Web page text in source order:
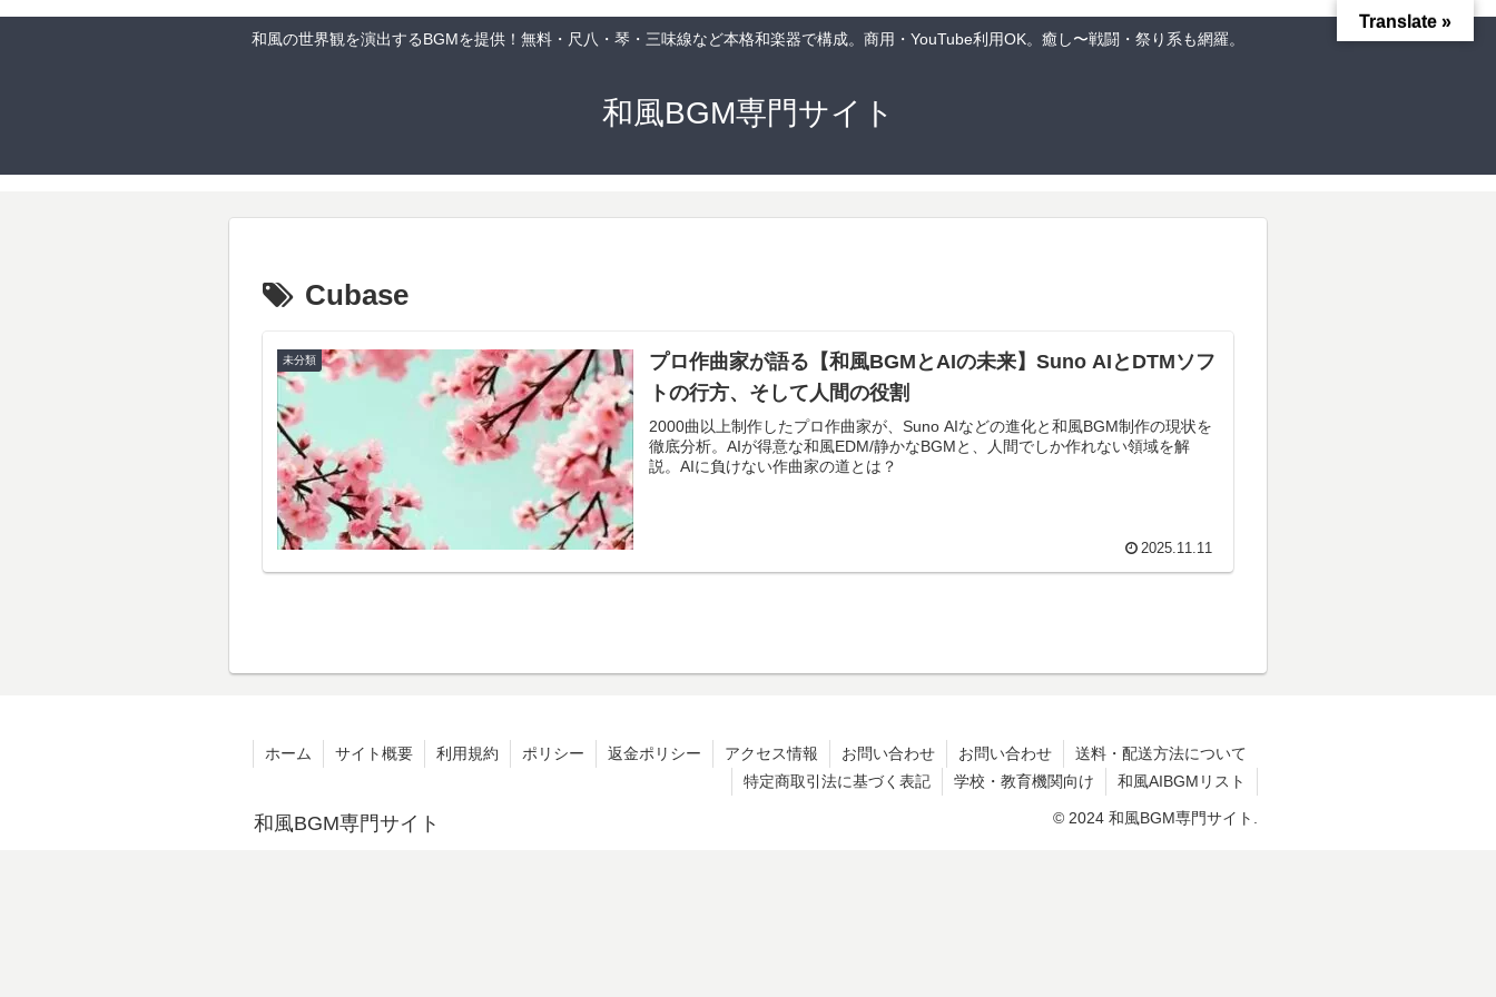
和風の世界観を演出するBGMを提供！無料・尺八・琴・三味線など本格和楽器で構成。商用・YouTube利用OK。癒し〜戦闘・祭り系も網羅。
和風BGM専門サイト
Cubase
未分類
プロ作曲家が語る【和風BGMとAIの未来】Suno AIとDTMソフ
トの行方、そして人間の役割
2000曲以上制作したプロ作曲家が、Suno AIなどの進化と和風BGM制作の現状を
徹底分析。AIが得意な和風EDM/静かなBGMと、人間でしか作れない領域を解
説。AIに負けない作曲家の道とは？
2025.11.11
和風BGM専門サイト
ホーム サイト概要 利用規約 ポリシー 返金ポリシー アクセス情報 お問い合わせ お問い合わせ
送料・配送方法について
特定商取引法に基づく表記
学校・教育機関向け 和風AIBGMリスト
© 2024 和風BGM専門サイト.
Translate »